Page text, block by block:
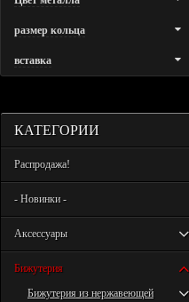
размер кольца
вставка
КАТЕГОРИИ
Распродажа!
- Новинки -
Аксессуары
Бижутерия
Бижутерия из нержавеющей